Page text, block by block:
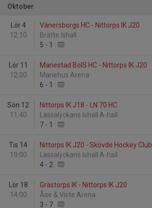
Oktober
Lör 4
12:10
Vänersborgs HC - Nittorps IK J20
Brätte Ishall
5 - 1
Lör 11
12:00
Mariestad BoIS HC - Nittorps IK J20
Mariehus Arena
6 - 1
Sön 12
11:40
Nittorps IK J18 - LN 70 HC
Lassalyckans Ishall A-hall
7 - 1
Tis 14
19:00
Nittorps IK J20 - Skövde Hockey Club
Lassalyckans Ishall A-hall
4 - 2
Lör 18
14:00
Grästorps IK - Nittorps IK J20
Åse & Viste Arena
3 - 7